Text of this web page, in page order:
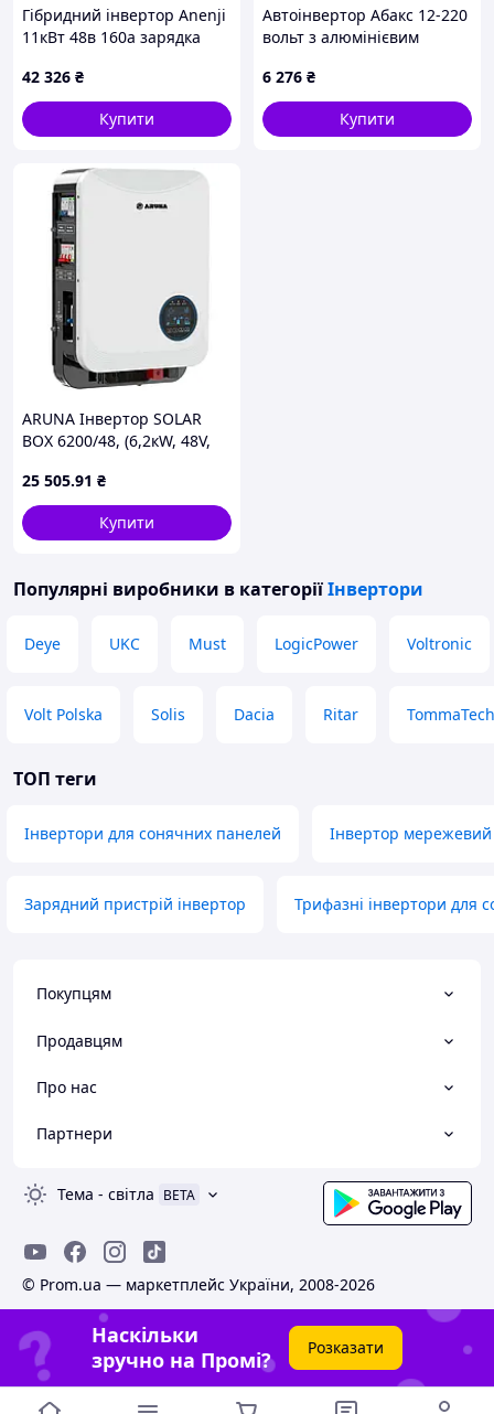
Гібридний інвертор Anenji
11кВт 48в 160a зарядка
42 326 ₴
Купити
Автоінвертор Абакс 12-220
вольт з алюмінієвим
6 276 ₴
Купити
ARUNA Інвертор SOLAR
BOX 6200/48, (6,2кW, 48V,
25 505.91 ₴
Купити
Популярні виробники в категоріїІнвертори
Deye UKC Must LogicPower Voltronic
Volt Polska Solis Dacia Ritar TommaTech
ТОП теги
Інвертори для сонячних панелей Інвертор
Зарядний пристрій інвертор Трифазні інвертори для
Покупцям
Продавцям
Про нас
Партнери
Тема - світла BETA
© Prom.ua — маркетплейс України, 2008-2026
Наскільки
зручно на Промі?
Розказати